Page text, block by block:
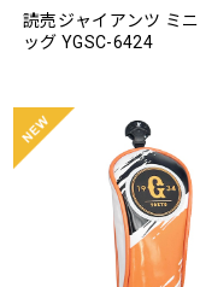
読売ジャイアンツ ミ
ッグ YGSC-6424